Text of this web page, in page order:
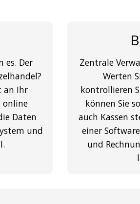
es. Der
an Ihr
online
Daten
und
Zentrale
Werten
kontrollieren
können Sie
auch Kassen
einer
und